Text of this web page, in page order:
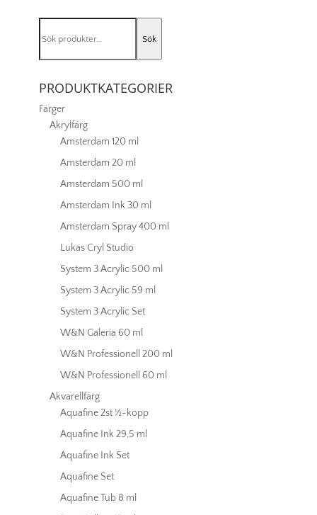
074
mängd
efter:
Sök
PRODUKTKATEGORIER
Färger
Akrylfärg
Amsterdam 120 ml
Amsterdam 20 ml
Amsterdam 500 ml
Amsterdam Ink 30 ml
Amsterdam Spray 400 ml
Lukas Cryl Studio
System 3 Acrylic 500 ml
System 3 Acrylic 59 ml
System 3 Acrylic Set
W&N Galeria 60 ml
W&N Professionell 200 ml
W&N Professionell 60 ml
Akvarellfärg
Aquafine 2st ½-kopp
Aquafine Ink 29,5 ml
Aquafine Ink Set
Aquafine Set
Aquafine Tub 8 ml